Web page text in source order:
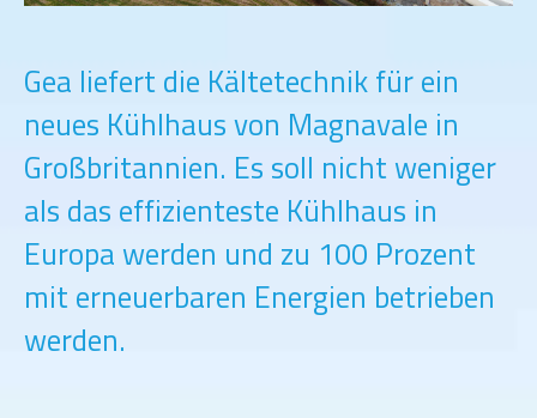
Gea liefert die Kältetechnik für ein
neues Kühlhaus von Magnavale in
Großbritannien. Es soll nicht weniger
als das effizienteste Kühlhaus in
Europa werden und zu 100 Prozent
mit erneuerbaren Energien betrieben
werden.